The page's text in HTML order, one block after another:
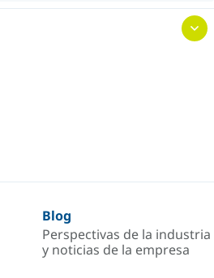
Blog
Perspectivas de la industria
y noticias de la empresa